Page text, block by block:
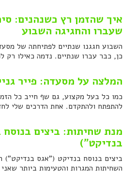
איך שהזמן רץ כשנהנים:
שעברו והחגיגה השבוע
השבוע חגגנו שנתיים לפתיחתה של
כן, כבר עברו שנתיים. נדמה כאילו רק
המלצה על מסעדה: פייר
כמו כל בעל מקצוע, גם שף חייב כל
להתפתח ולהתקדם. אחת הדרכים שלי
מנת שחיתות: ביצים
בנדיקט")
ביצים בנוסח בנדיקט ("אגס בנדיקט")
השחיתות המגרות והטעימות ביותר